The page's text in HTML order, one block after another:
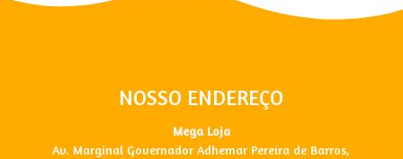
NOSSO ENDEREÇO
Mega Loja
Av. Marginal Governador Adhemar Pereira de Barros,